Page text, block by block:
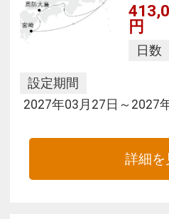
円
日数
設定期間
2027年03月27日～2027
詳細を